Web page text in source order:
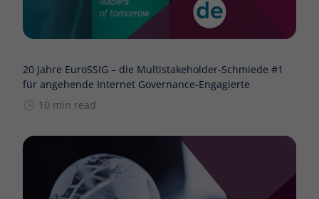
20 Jahre EuroSSIG – die Multistakeholder-Schmiede #1
für angehende Internet Governance-Engagierte
10 min read